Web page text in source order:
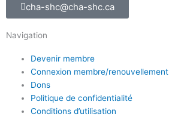
cha-shc@cha-shc.ca
Navigation
Devenir membre
Connexion membre/renouvellement
Dons
Politique de confidentialité
Conditions d’utilisation